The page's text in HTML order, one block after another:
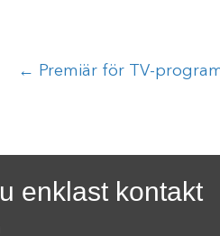
Posts
← Premiär för TV-
enklast kontakt